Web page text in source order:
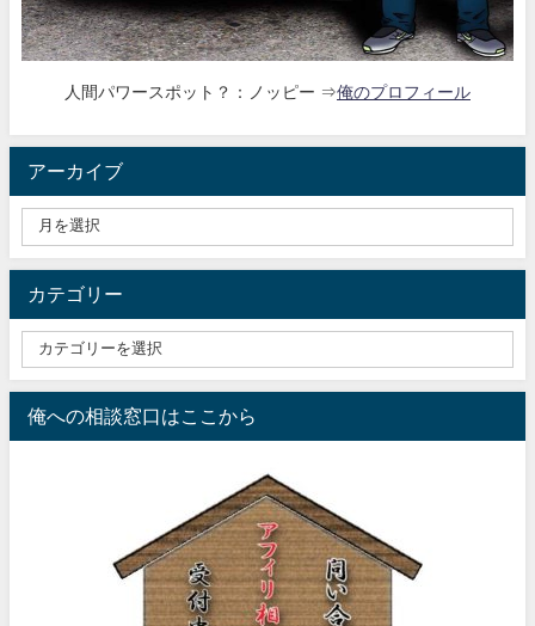
人間パワースポット？：ノッピー ⇒俺のプロフィール
アーカイブ
カテゴリー
俺への相談窓口はここから